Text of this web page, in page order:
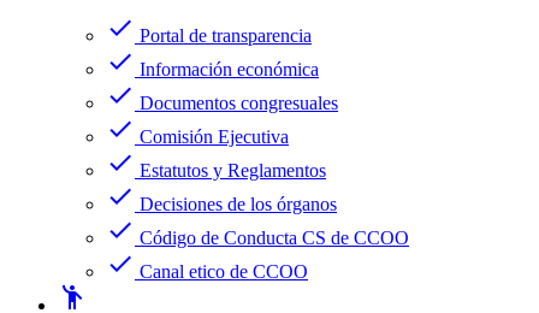
check Portal de transparencia
check Información económica
check Documentos congresuales
check Comisión Ejecutiva
check Estatutos y Reglamentos
check Decisiones de los órganos
check Código de Conducta CS de CCOO
check Canal etico de CCOO
emoji_people